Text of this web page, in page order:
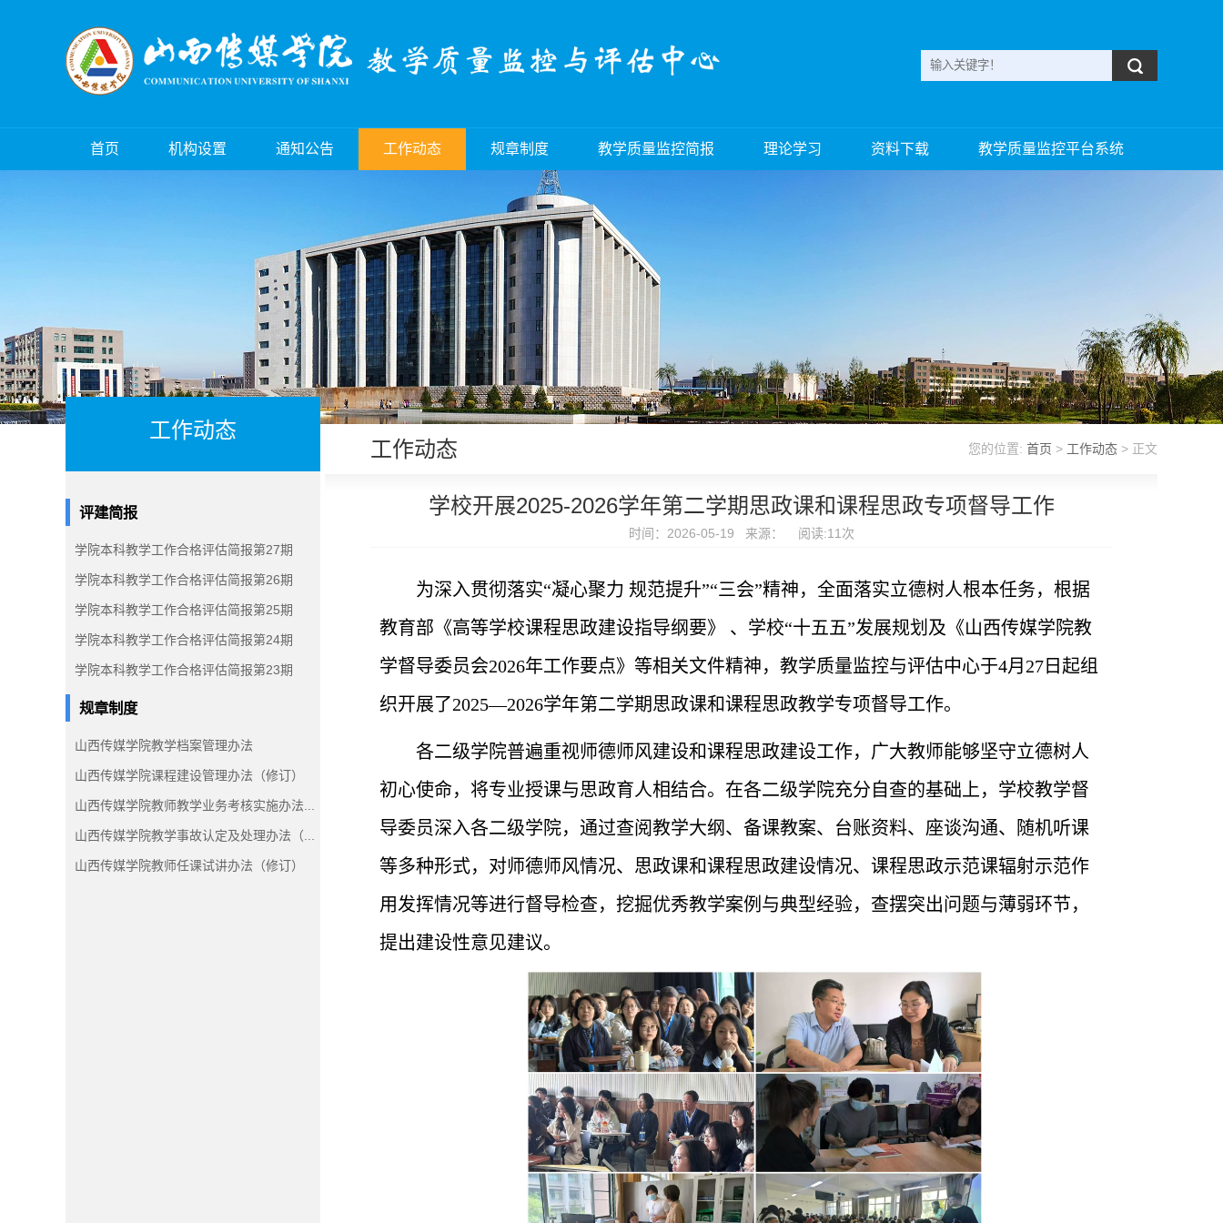
首页 机构设置 通知公告 工作动态 规章制度 教学质量监控简报 理论学习 资料下载 教学质量监控平台系统
工作动态
评建简报
学院本科教学工作合格评估简报第27期
学院本科教学工作合格评估简报第26期
学院本科教学工作合格评估简报第25期
学院本科教学工作合格评估简报第24期
学院本科教学工作合格评估简报第23期
规章制度
山西传媒学院教学档案管理办法
山西传媒学院课程建设管理办法（修订）
山西传媒学院教师教学业务考核实施办法...
山西传媒学院教学事故认定及处理办法（...
山西传媒学院教师任课试讲办法（修订）
工作动态 您的位置: 首页 > 工作动态 > 正文
学校开展2025-2026学年第二学期思政课和课程思政专项督导工作
时间：2026-05-19 来源： 阅读:11 次
为深入贯彻落实“凝心聚力 规范提升”“三会”精神，全面落实立德树人根本任务，根据
教育部《高等学校课程思政建设指导纲要》 、学校“十五五”发展规划及《山西传媒学院教
学督导委员会2026年工作要点》等相关文件精神，教学质量监控与评估中心于4月 27 日起组
织开展了2025—2026学年第二学期思政课和课程思政教学专项督导工作。
各二级学院普遍重视师德师风建设和课程思政建设工作，广大教师能够坚守立德树人
初心使命，将专业授课与思政育人相结合。在各二级学院充分自查的基础上，学校教学督
导委员深入各二级学院，通过查阅教学大纲、备课教案、台账资料、座谈沟通、随机听课
等多种形式，对师德师风情况、思政课和课程思政建设情况、课程思政示范课辐射示范作
用发挥情况等进行督导检查，挖掘优秀教学案例与典型经验，查摆突出问题与薄弱环节，
提出建设性意见建议。